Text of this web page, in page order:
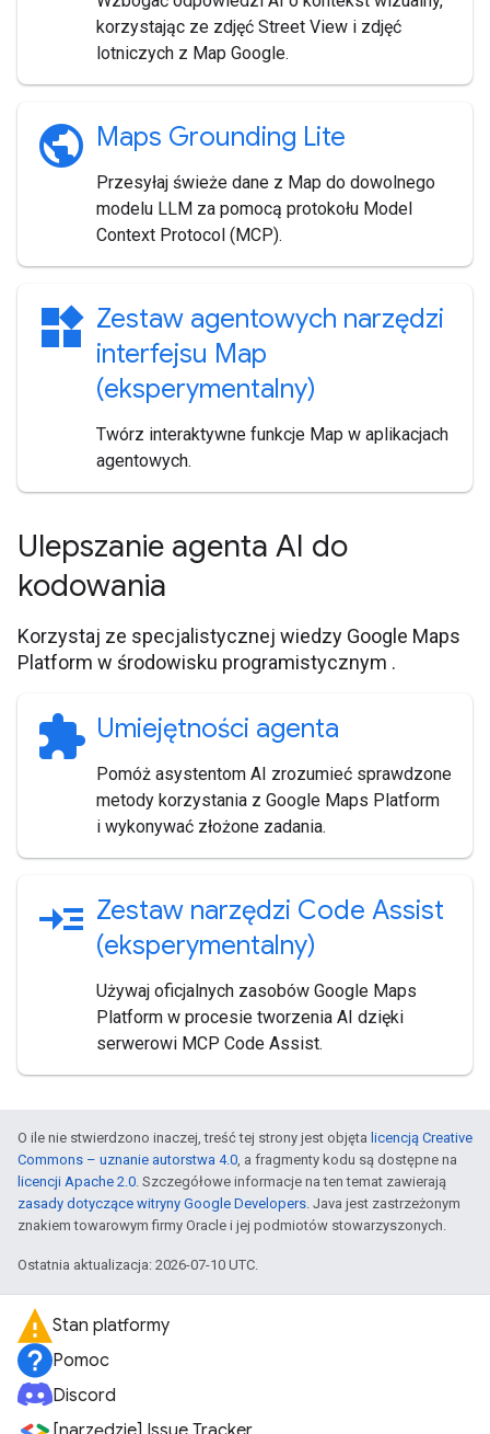
korzystając ze zdjęć Street View i zdjęć
lotniczych z Map Google.
public Maps Grounding Lite
Przesyłaj świeże dane z Map do dowolnego
modelu LLM za pomocą protokołu Model
Context Protocol (MCP).
widgets Zestaw agentowych narzędzi
interfejsu Map
(eksperymentalny)
Twórz interaktywne funkcje Map w aplikacjach
agentowych.
Ulepszanie agenta AI do
kodowania
Korzystaj ze specjalistycznej wiedzy Google Maps
Platform w środowisku programistycznym .
extension Umiejętności agenta
Pomóż asystentom AI zrozumieć sprawdzone
metody korzystania z Google Maps Platform
i wykonywać złożone zadania.
read_more Zestaw narzędzi Code Assist
(eksperymentalny)
Używaj oficjalnych zasobów Google Maps
Platform w procesie tworzenia AI dzięki
serwerowi MCP Code Assist.
O ile nie stwierdzono inaczej, treść tej strony jest objęta licencją Creative
Commons – uznanie autorstwa 4.0 , a fragmenty kodu są dostępne na
licencji Apache 2.0 . Szczegółowe informacje na ten temat zawierają
zasady dotyczące witryny Google Developers . Java jest zastrzeżonym
znakiem towarowym firmy Oracle i jej podmiotów stowarzyszonych.
Ostatnia aktualizacja: 2026-07-10 UTC.
Stan platformy
Pomoc
Discord